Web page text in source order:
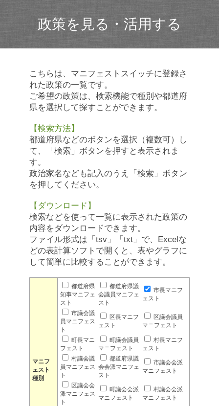
政策を見る・活用する
こちらは、マニフェストスイッチに登録さ
れた政策の一覧です。
ご希望の政策は、検索機能で種別や都道府
県を選択して探すことができます。
【検索方法】
都道府県などのボタンを選択（複数可）し
て、「検索」ボタンを押すと表示されま
す。
政治家名なども記入のうえ「検索」ボタン
を押してください。
【ダウンロード】
検索などを使って一覧に表示された政策の
内容をダウンロードできます。
ファイル形式は「tsv」「txt」で、Excelな
どの表計算ソフトで開くと、表やグラフに
して簡単に比較することができます。
マニフ
ェスト
種別
都道府県
知事マニフェ
スト
都道府県議
会議員マニフェ
スト
市長マニフ
ェスト
市議会議
員マニフェス
ト
区長マニフ
ェスト
区議会議員
マニフェスト
町長マニ
フェスト
町議会議員
マニフェスト
村長マニフ
ェスト
村議会議
員マニフェス
ト
都道府県議
会会派マニフェ
スト
市議会会派
マニフェスト
区議会会
派マニフェス
ト
町議会会派
マニフェスト
村議会会派
マニフェスト